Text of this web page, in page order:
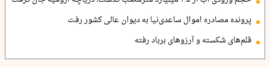
پرونده مصادره اموال ساعدی‌نیا به دیوان عالی کشور رفت
قلم‌های شکسته و آرزوهای برباد رفته